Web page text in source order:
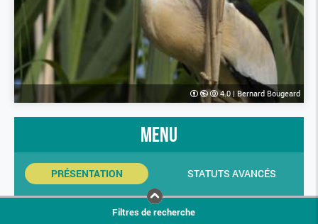
4.0 | Bernard Bougeard
menu
PRÉSENTATION STATUTS AVANCÉS
INDICATEURS SINP
PHOTOS
Filtres de recherche